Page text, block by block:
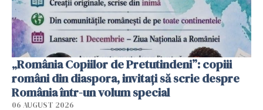
„România Copiilor de Pretutindeni”: copiii
români din diaspora, invitați să scrie despre
România într-un volum special
06 AUGUST 2026